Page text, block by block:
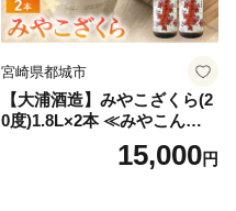
宮崎県都城市
【大浦酒造】みやこざくら(2
0度)1.8L×2本 ≪みやこんじょ
特急便≫_MJ-077115,000円